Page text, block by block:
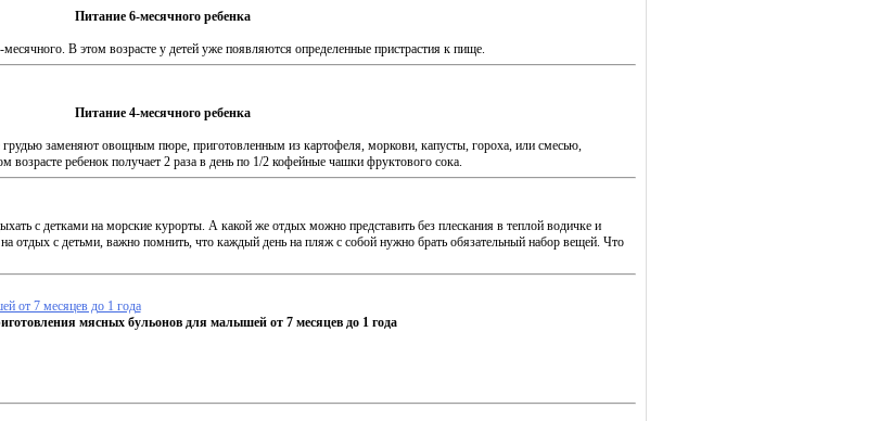
Питание 6-месячного ребенка
В этом возрасте у детей уже появ­ляются определенные пристрастия к пище.
Питание 4-месячного ребенка
заменяют овощным пюре, приготов­ленным из картофеля, моркови, капусты, гороха, или смесью,
ребенок получает 2 раза в день по 1/2 кофейные чашки фруктового сока.
с детками на морские курорты. А какой же отдых можно представить без плескания в теплой водичке и
отдых с детьми, важно помнить, что каждый день на пляж с собой нужно брать обязательный набор вещей. Что
от 7 месяцев до 1 года
мясных бульонов для малышей от 7 месяцев до 1 года